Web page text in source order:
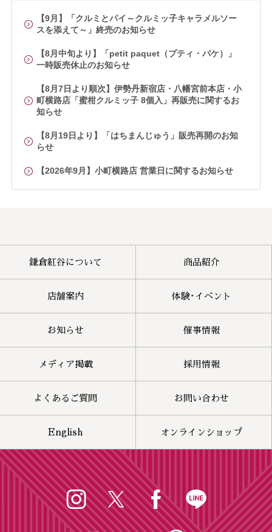
【9月】「クルミとパイ～クルミッ子キャラメルソー
スを添えて～」終売のお知らせ
【8月中旬より】「petit paquet（プティ・パケ）」
一時販売休止のお知らせ
【8月7日より順次】伊勢丹新宿店・八幡宮前本店・小
町横路店「蜜柑クルミッ子 8個入」再販売に関するお
知らせ
【8月19日より】「はちまんじゅう」販売再開のお知
らせ
【2026年9月】小町横路店 営業日に関するお知らせ
鎌倉紅谷について 商品紹介
店舗案内 体験･イベント
お知らせ 催事情報
メディア掲載 採用情報
よくあるご質問 お問い合わせ
English オンラインショップ